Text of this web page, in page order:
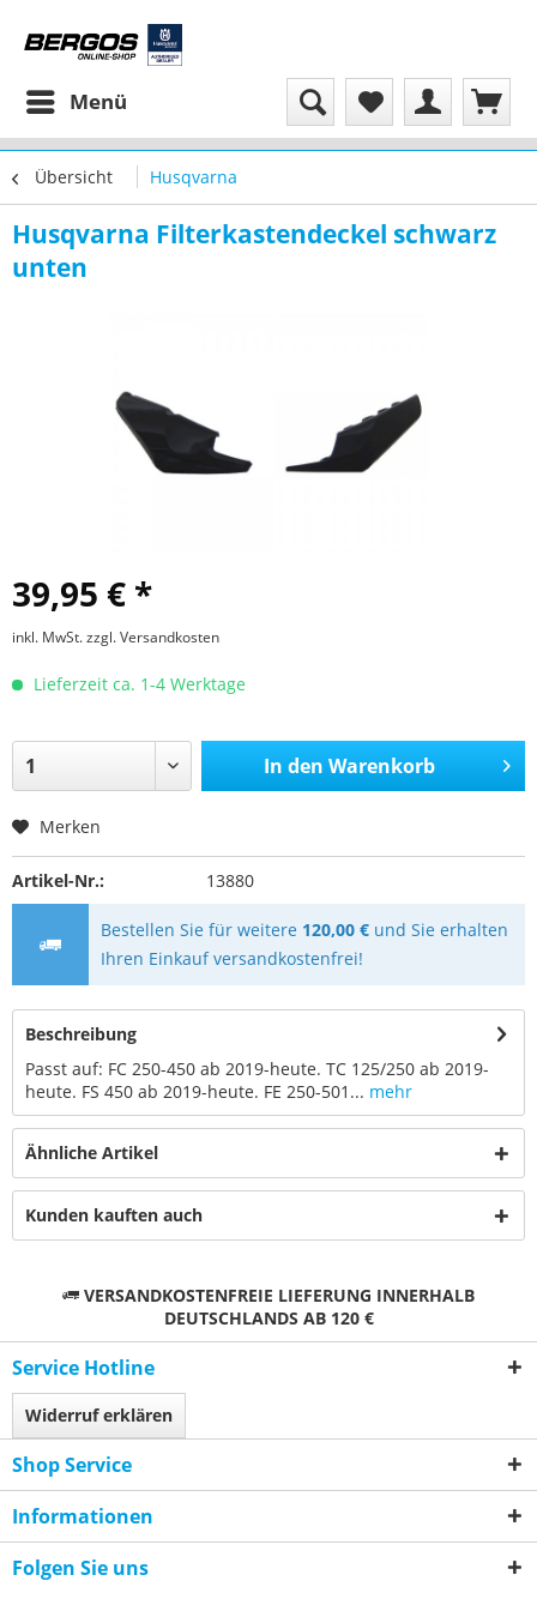
Menü
Übersicht Husqvarna
Husqvarna Filterkastendeckel schwarz
unten
39,95 € *
inkl. MwSt.zzgl. Versandkosten
Lieferzeit ca. 1-4 Werktage
In den Warenkorb
Merken
Artikel-Nr.: 13880
Bestellen Sie für weitere 120,00 € und Sie erhalten
Ihren Einkauf versandkostenfrei!
Beschreibung
Passt auf: FC 250-450 ab 2019-heute. TC 125/250 ab 2019-
heute. FS 450 ab 2019-heute. FE 250-501... mehr
Ähnliche Artikel
Kunden kauften auch
VERSANDKOSTENFREIE LIEFERUNG INNERHALB
DEUTSCHLANDS AB 120 €
Service Hotline
Widerruf erklären
Shop Service
Informationen
Folgen Sie uns